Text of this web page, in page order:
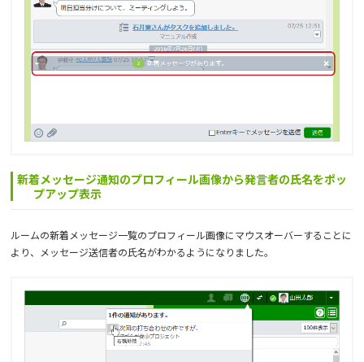
新着メッセージ通知のプロフィール画像から発言者の氏名をポッ
プアップ表示
ルームの新着メッセージ一覧のプロフィール画像にマウスオーバーすることに
より、メッセージ送信者の氏名がわかるようになりました。